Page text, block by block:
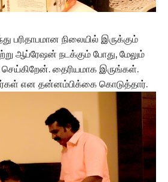
பரிதாபமான நிலையில் இருக்கும்
ஆப்ரேஷன் நடக்கும் போது, மேலும்
தைரியமாக இருங்கள்.
என தன்னம்பிக்கை கொடுத்தார்.